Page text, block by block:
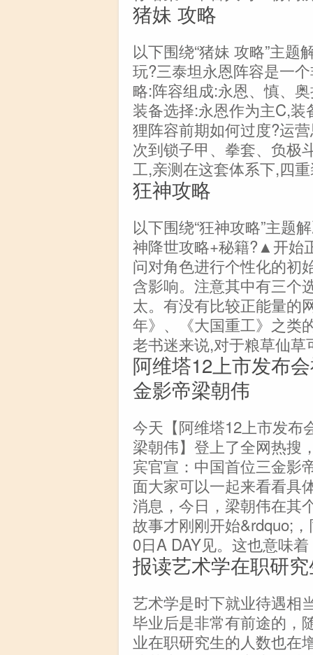
猪妹 攻略
以下围绕“猪妹 攻略”主
玩?三泰坦永恩阵容是一
略:阵容组成:永恩、慎、
装备选择:永恩作为主C,
狸阵容前期如何过度?运
次到锁子甲、拳套、负极
工,亲测在这套体系下,四
狂神攻略
以下围绕“狂神攻略”主题
神降世攻略+秘籍?▲开始
问对角色进行个性化的初
含影响。注意其中有三个
太。有没有比较正能量的
年》、《大国重工》之类
老书迷来说,对于粮草仙
阿维塔12上市发布
金影帝梁朝伟
今天【阿维塔12上市发布
梁朝伟】登上了全网热搜
宾官宣：中国首位三金影
面大家可以一起来看看具
消息，今日，梁朝伟在其
故事才刚刚开始&rdquo;
0日A DAY见。这也意味
报读艺术学在职研
艺术学是时下就业待遇相
毕业后是非常有前途的，
业在职研究生的人数也在